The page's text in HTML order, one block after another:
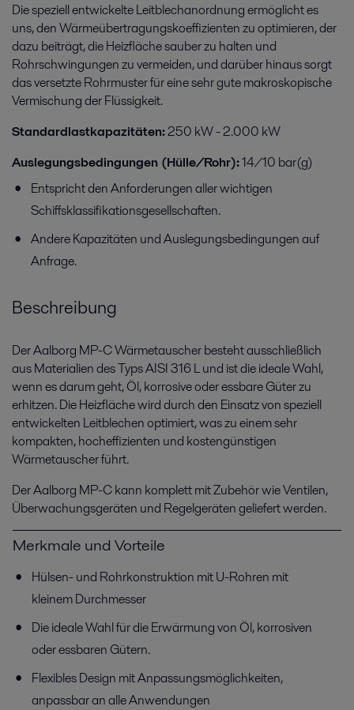
Die speziell entwickelte Leitblechanordnung ermöglicht es
uns, den Wärmeübertragungskoeffizienten zu optimieren, der
dazu beiträgt, die Heizfläche sauber zu halten und
Rohrschwingungen zu vermeiden, und darüber hinaus sorgt
das versetzte Rohrmuster für eine sehr gute makroskopische
Vermischung der Flüssigkeit.
Standardlastkapazitäten:250 kW - 2.000 kW
Auslegungsbedingungen (Hülle/Rohr):14/10 bar(g)
Entspricht den Anforderungen aller wichtigen
Schiffsklassifikationsgesellschaften.
Andere Kapazitäten und Auslegungsbedingungen auf
Anfrage.
Beschreibung
Der Aalborg MP-C Wärmetauscher besteht ausschließlich
aus Materialien des Typs AISI 316 L und ist die ideale Wahl,
wenn es darum geht, Öl, korrosive oder essbare Güter zu
erhitzen. Die Heizfläche wird durch den Einsatz von speziell
entwickelten Leitblechen optimiert, was zu einem sehr
kompakten, hocheffizienten und kostengünstigen
Wärmetauscher führt.
Der Aalborg MP-C kann komplett mit Zubehör wie Ventilen,
Überwachungsgeräten und Regelgeräten geliefert werden.
Merkmale und Vorteile
Hülsen- und Rohrkonstruktion mit U-Rohren mit
kleinem Durchmesser
Die ideale Wahl für die Erwärmung von Öl, korrosiven
oder essbaren Gütern.
Flexibles Design mit Anpassungsmöglichkeiten,
anpassbar an alle Anwendungen